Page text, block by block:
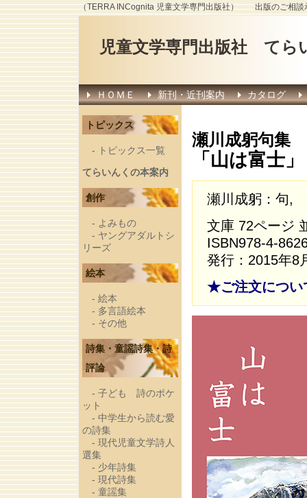
（TERRA INCognita 児童文学専門出版社） 出版のご相談
児童文学専門出版社 てら
ＨＯＭＥ 新刊・近刊案内 カタログ
瀬川成躬句集
「山は富士」
瀬川成躬：句,
文庫 72ページ
ISBN978-4-
発行：2015年8
★ご注文につい
トピックス
-
トピックス一覧
てらいんくの本案内
創作
- よみもの
- ヤングアダルトシ
リーズ
絵本
- 絵本
- 多言語絵本
- その他
詩集・童謡詩集・詩
評論
- 子ども 詩のポケ
ット
- 中学生から読む愛
の詩集
- 現代児童文学詩人
選集
- 少年詩集
- 現代詩集
- 童謡集